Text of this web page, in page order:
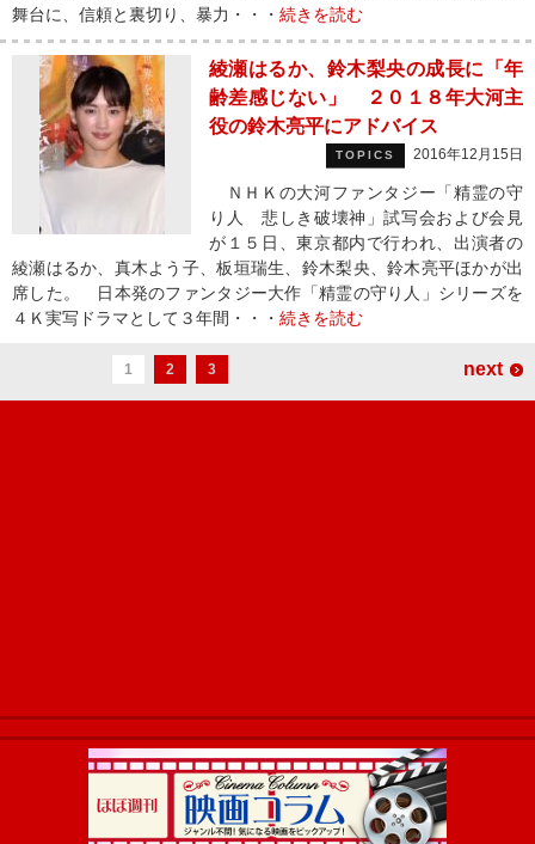
舞台に、信頼と裏切り、暴力・・・ 続きを読む
綾瀬はるか、鈴木梨央の成長に「年
齢差感じない」 ２０１８年大河主
役の鈴木亮平にアドバイス
TOPICS 2016年12月15日
ＮＨＫの大河ファンタジー「精霊の守
り人 悲しき破壊神」試写会および会見
が１５日、東京都内で行われ、出演者の
綾瀬はるか、真木よう子、板垣瑞生、鈴木梨央、鈴木亮平ほかが出
席した。 日本発のファンタジー大作「精霊の守り人」シリーズを
４Ｋ実写ドラマとして３年間・・・ 続きを読む
1 2 3 next